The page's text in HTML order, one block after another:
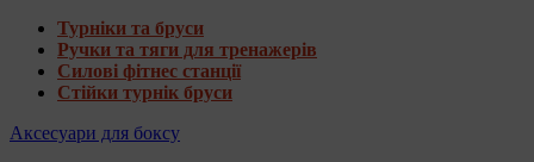
Турніки та бруси
Ручки та тяги для тренажерів
Силові фітнес станції
Стійки турнік бруси
Аксесуари для боксу